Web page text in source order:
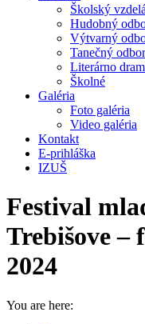
Školský
Hudobný
Výtvarný
Tanečný odbor
Literárno
Školné
Galéria
Foto galéria
Video galéria
Kontakt
E-prihláška
IZUŠ
Festival
Trebišove –
2024
You are here: